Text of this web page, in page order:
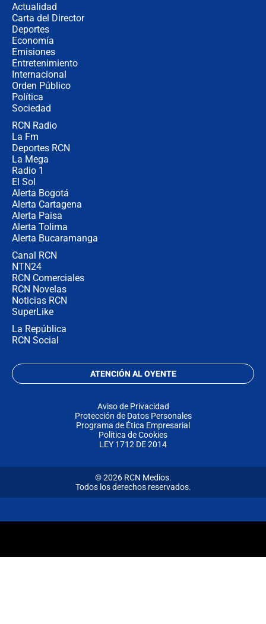
Actualidad
Carta del Director
Deportes
Economía
Emisiones
Entretenimiento
Internacional
Orden Público
Política
Sociedad
RCN Radio
La Fm
Deportes RCN
La Mega
Radio 1
El Sol
Alerta Bogotá
Alerta Cartagena
Alerta Paisa
Alerta Tolima
Alerta Bucaramanga
Canal RCN
NTN24
RCN Comerciales
RCN Novelas
Noticias RCN
SuperLike
La República
RCN Social
ATENCIÓN AL OYENTE
Aviso de Privacidad
Protección de Datos Personales
Programa de Ética Empresarial
Política de Cookies
LEY 1712 DE 2014
© 2026 RCN Medios.
Todos los derechos reservados.